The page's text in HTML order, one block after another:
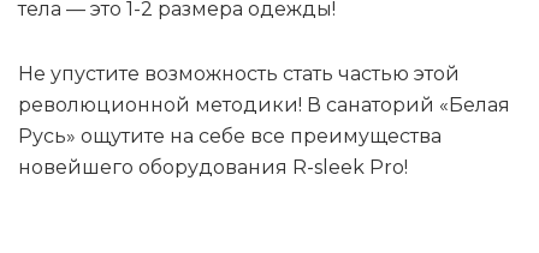
тела — это 1-2 размера одежды!
Не упустите возможность стать частью этой
революционной методики! В санаторий «Белая
Русь» ощутите на себе все преимущества
новейшего оборудования R-sleek Pro!